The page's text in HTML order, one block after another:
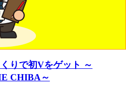
りで初Vをゲット ～
CHIBA～